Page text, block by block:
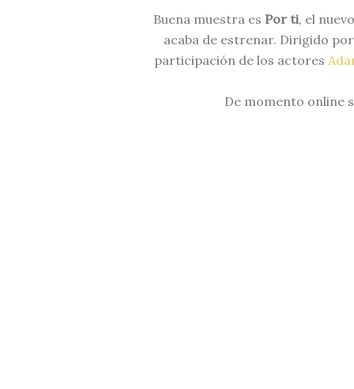
Buena muestra es Por ti, el
acaba de estrenar. Dirigido
participación de los actores
De momento online